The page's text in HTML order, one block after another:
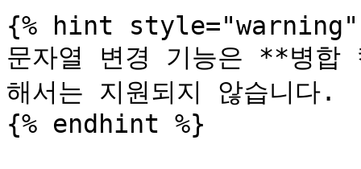
{% hint style="warning"
문자열 변경 기능은 **병합
해서는 지원되지 않습니다.
{% endhint %}